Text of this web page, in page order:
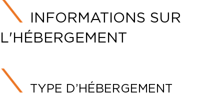
INFORMATIONS SUR
L'HÉBERGEMENT
TYPE D’HÉBERGEMENT